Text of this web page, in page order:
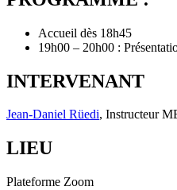
Accueil dès 18h45
19h00 – 20h00 :
INTERVENANT
Jean-Daniel Rüedi, Instructeur
LIEU
Plateforme Zoom